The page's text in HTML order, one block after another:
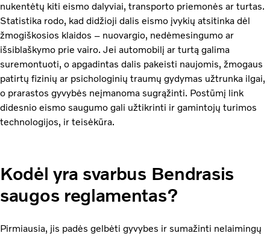
nukentėtų kiti eismo dalyviai, transporto priemonės ar turtas.
Statistika rodo, kad didžioji dalis eismo įvykių atsitinka dėl
žmogiškosios klaidos – nuovargio, nedėmesingumo ar
išsiblaškymo prie vairo. Jei automobilį ar turtą galima
suremontuoti, o apgadintas dalis pakeisti naujomis, žmogaus
patirtų fizinių ar psichologinių traumų gydymas užtrunka ilgai,
o prarastos gyvybės neįmanoma sugrąžinti. Postūmį link
didesnio eismo saugumo gali užtikrinti ir gamintojų turimos
technologijos, ir teisėkūra.
Kodėl yra svarbus Bendrasis
saugos reglamentas?
Pirmiausia, jis padės gelbėti gyvybes ir sumažinti nelaimingų